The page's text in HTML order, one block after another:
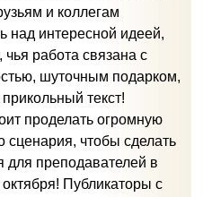
и коллегам
над интересной идеей,
работа связана с
шуточным подарком,
текст!
проделать огромную
сценария, чтобы сделать
для преподавателей в
Публикаторы с